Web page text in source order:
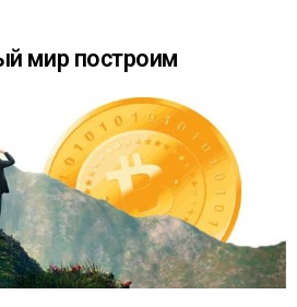
мир построим